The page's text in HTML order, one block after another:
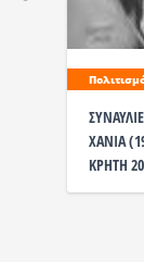
ΧΑΝΙΑ
ΚΡΗΤΗ